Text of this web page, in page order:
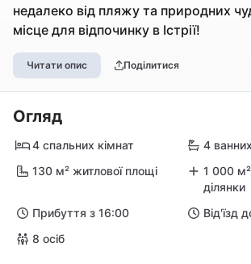
недалеко від пляжу та природних
місце для відпочинку в Істрії!
Читати опис Поділитися
Огляд
4 спальних кімнат
4
130 м² житлової площі
1 000
ділянки
Прибуття з 16:00
Від'їзд
8 осіб